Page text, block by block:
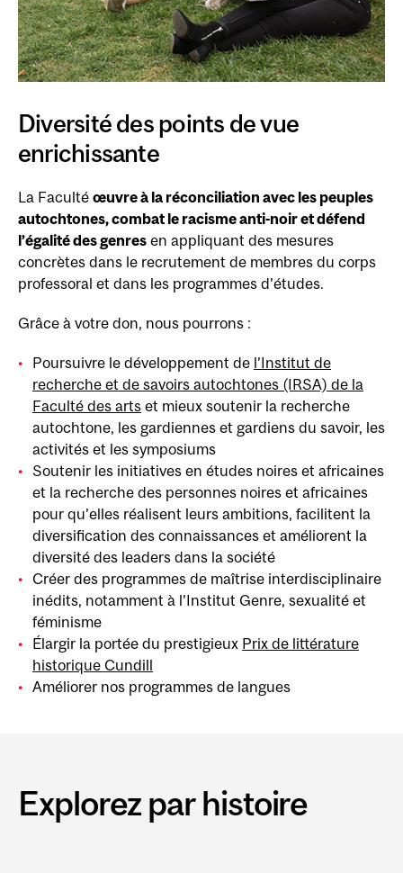
Diversité des points de vue
enrichissante
La Faculté œuvre à la réconciliation avec les peuples
autochtones, combat le racisme anti-noir et défend
l’égalité des genres en appliquant des mesures
concrètes dans le recrutement de membres du corps
professoral et dans les programmes d’études.
Grâce à votre don, nous pourrons :
Poursuivre le développement de l’Institut de
recherche et de savoirs autochtones (IRSA) de la
Faculté des arts et mieux soutenir la recherche
autochtone, les gardiennes et gardiens du savoir, les
activités et les symposiums
Soutenir les initiatives en études noires et africaines
et la recherche des personnes noires et africaines
pour qu’elles réalisent leurs ambitions, facilitent la
diversification des connaissances et améliorent la
diversité des leaders dans la société
Créer des programmes de maîtrise interdisciplinaire
inédits, notamment à l’Institut Genre, sexualité et
féminisme
Élargir la portée du prestigieux Prix de littérature
historique Cundill
Améliorer nos programmes de langues
Explorez par histoire